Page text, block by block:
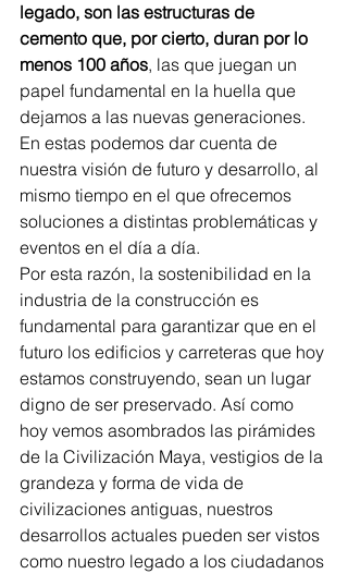
legado, son las estructuras de
cemento que, por cierto, duran por lo
menos 100 años, las que juegan un
papel fundamental en la huella que
dejamos a las nuevas generaciones.
En estas podemos dar cuenta de
nuestra visión de futuro y desarrollo, al
mismo tiempo en el que ofrecemos
soluciones a distintas problemáticas y
eventos en el día a día.
Por esta razón, la sostenibilidad en la
industria de la construcción es
fundamental para garantizar que en el
futuro los edificios y carreteras que hoy
estamos construyendo, sean un lugar
digno de ser preservado. Así como
hoy vemos asombrados las pirámides
de la Civilización Maya, vestigios de la
grandeza y forma de vida de
civilizaciones antiguas, nuestros
desarrollos actuales pueden ser vistos
como nuestro legado a los ciudadanos